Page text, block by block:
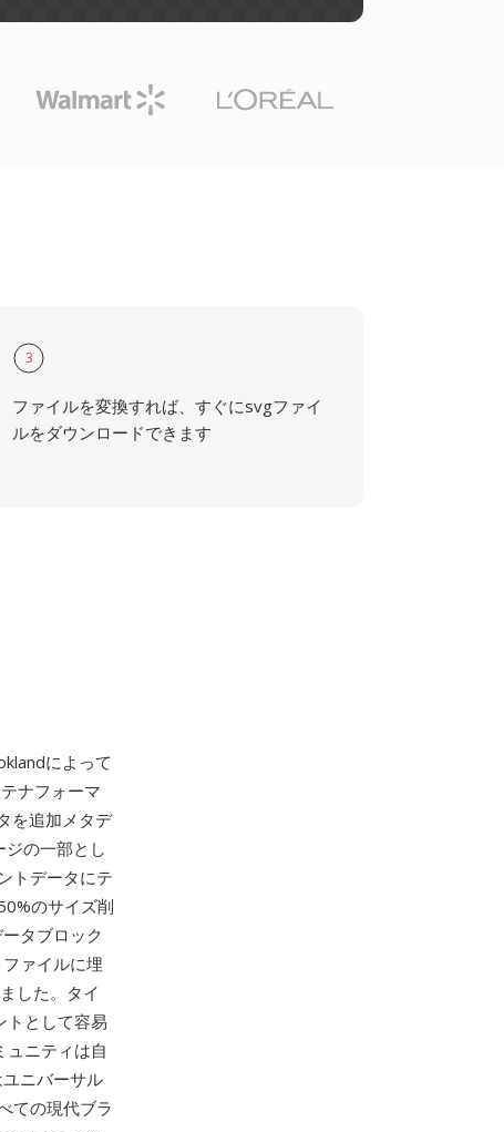
3
ファイルを変換すれば、すぐにsvgファイ
ルをダウンロードできます
によって
ナフォーマ
を追加メタデ
の一部とし
トデータにテ
のサイズ削
タブロック
ァイルに埋
した。タイ
トとして容易
ニティは自
ニバーサル
ての現代ブラ